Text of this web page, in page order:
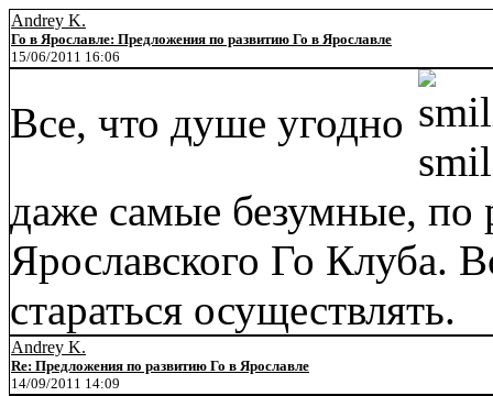
Andrey K.
Го в Ярославле: Предложения по развитию Го в Ярославле
15/06/2011 16:06
Все, что душе угодно
даже самые безумные, по
Ярославского Го Клуба.
стараться осуществлять.
Andrey K.
Re: Предложения по развитию Го в Ярославле
14/09/2011 14:09